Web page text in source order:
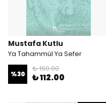
Mustafa Kutlu
Ya Tahammül Ya Sefer
%30
₺ 160.00
₺ 112.00